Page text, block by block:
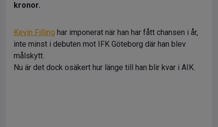
kronor.
Kevin Filling har imponerat när han har fått chansen i år,
inte minst i debuten mot IFK Göteborg där han blev
målskytt.
Nu är det dock osäkert hur länge till han blir kvar i AIK.